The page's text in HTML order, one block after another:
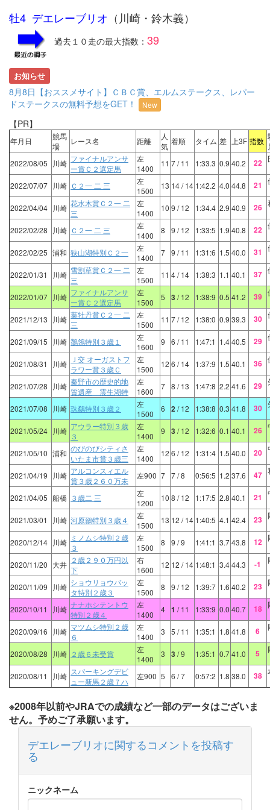
牡4 デエレーブリオ （川崎・鈴木義）
過去１０走の最大指数： 39
お知らせ
8月8日【おススメサイト】ＣＢＣ賞、エルムステークス、レパー
ドステークスの無料予想をGET！
New
【PR】
年月日
競馬
場
レース名 距離
人
気
着順 タイム 差 上3F 指数
2022/08/05
川崎 ファイナルアンサ
ー賞Ｃ２選定馬
左
1400
11 7/ 11 1:33.3 0.9 40.2 22
2022/07/07 川崎 Ｃ２一 二 三
左
1500
13 14/ 14 1:42.2 4.0 44.8 21
2022/04/04 川崎 花水木賞Ｃ２一 二
三
左
1400
10 9 / 12 1:34.4 2.9 40.9 26
2022/02/28
川崎 Ｃ２一 二 三
左
1400
8 9 / 12 1:33:5 1.9 40.8 22
2022/02/25 浦和 狭山湖特別Ｃ２一
左
1400
7 9 / 11 1:31:6 1.5 40.0 31
2022/01/31
川崎 雪割草賞Ｃ２一 二
三
左
1500
11 4/ 14 1:38:3 1.1 40.1 37
2022/01/07 川崎 ファイナルアンサ
ー賞Ｃ２選定馬
左
1500
5 3/ 12 1:38:9 0.5 41.2 39
2021/12/13
川崎 葉牡丹賞Ｃ２一 二
三
左
1500
11 7/ 12 1:38:0 0.9 39.3 30
2021/09/15
川崎 鶺鴒特別３歳１
左
1600
9 6 / 11 1:47:1 1.440.5 29
2021/08/31
川崎
Ｊ交 オーガストフ
ラワー賞３歳Ｃ
左
1500
12 6 / 14 1:37:9 1.5 40.1 36
2021/07/28
川崎 秦野市の歴史的地
質遺産 震生湖特
左
1600
7 8 / 13 1:47:8 2.2 41.6 29
2021/07/08
川崎 珠鷸特別３歳２
左
1500
6 2/ 12 1:38:8 0.3 41.8 30
2021/05/24 川崎 アウラー特別３歳
３
左
1400
9 3/ 12 1:32:6 0.1 40.1 26
2021/05/10 浦和 のびのびシティさ
いたま市賞３歳三
左
1400
12 6 / 12 1:31:4 1.5 40.0 20
2021/04/19
川崎 アルコンスィエル
賞３歳２６０万未
左900 7 7/ 8 0:56:5 1.2 37.6 47
2021/04/05 船橋 ３歳二 三
左
1200
10 8 / 12 1:17:5 2.8 40.1 21
2021/03/01
川崎 河原鶸特別３歳４
左
1500
13 12 / 14 1:40:5 4.1 42.4 23
2020/12/14 川崎 ミノムシ特別２歳
３
左
1500
8 9 / 9 1:41:1 3.743.8 12
2020/11/20 大井 ２歳２９０万円以
下
右
1600
12 12 / 14 1:48:1 3.444.3 -1
2020/11/09
川崎 ショウリョウバッ
タ特別２歳３
左
1500
8 9 / 12 1:39:7 1.6 40.2 23
2020/10/11
川崎 ナナホシテントウ
特別２歳４
左
1400
4 1 / 11 1:33:9 0.0 40.7 18
2020/09/16
川崎 マツムシ特別２歳
６
左
1400
3 5 / 11 1:35:1 1.8 41.8 6
2020/08/28
川崎 ２歳６未受賞
左
1400
3 3/ 9 1:35:1 0.741.0 5
2020/08/11
川崎 スパーキングデビ
ュー新馬２歳７ハ
左900 5 6 / 7 0:57:2 1.8 38.0 38
※2008年以前やJRAでの成績など一部のデータはございま
せん。予めご了承願います。
デエレーブリオに関するコメントを投稿す
る
ニックネーム